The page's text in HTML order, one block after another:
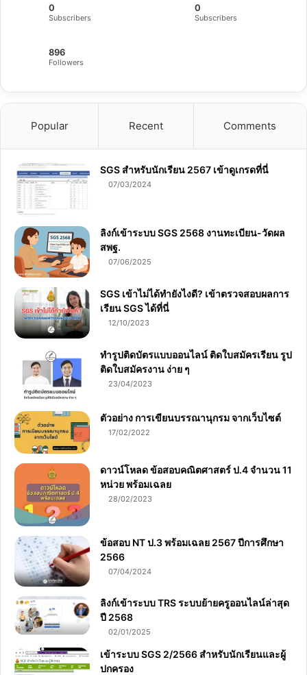
0
Subscribers
0
Subscribers
896
Followers
Popular Recent Comments
SGS สําหรับนักเรียน 2567 เข้าดูเกรดที่นี่
07/03/2024
ลิงก์เข้าระบบ SGS 2568 งานทะเบียน-วัดผล
สพฐ.
07/06/2025
SGS เข้าไม่ได้ทำยังไงดี? เข้าตรวจสอบผลการ
เรียน SGS ได้ที่นี่
12/10/2023
ทำรูปติดบัตรแบบออนไลน์ ติดใบสมัครเรียน รูป
ติดใบสมัครงาน ง่าย ๆ
23/04/2023
ตัวอย่าง การเขียนบรรณานุกรม จากเว็บไซต์
17/02/2022
ดาวน์โหลด ข้อสอบคณิตศาสตร์ ป.4 จำนวน 11
หน่วย พร้อมเฉลย
28/02/2023
ข้อสอบ NT ป.3 พร้อมเฉลย 2567 ปีการศึกษา
2566
07/04/2024
ลิงก์เข้าระบบ TRS ระบบย้ายครูออนไลน์ล่าสุด
ปี 2568
02/01/2025
เข้าระบบ SGS 2/2566 สำหรับนักเรียนและผู้
ปกครอง